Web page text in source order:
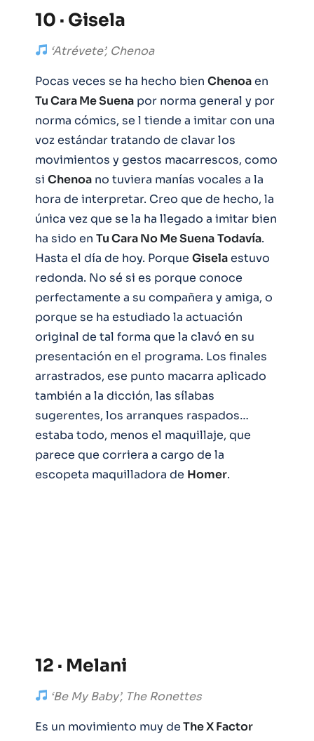
10 · Gisela
‘Atrévete’, Chenoa
Pocas veces se ha hecho bien Chenoaen
Tu Cara Me Suena por norma general y por
norma cómics, se l tiende a imitar con una
voz estándar tratando de clavar los
movimientos y gestos macarrescos, como
si Chenoa no tuviera manías vocales a la
hora de interpretar. Creo que de hecho, la
única vez que se la ha llegado a imitar bien
ha sido en Tu Cara No Me SuenaTodavía.
Hasta el día de hoy. Porque Giselaestuvo
redonda. No sé si es porque conoce
perfectamente a su compañera y amiga, o
porque se ha estudiado la actuación
original de tal forma que la clavó en su
presentación en el programa. Los finales
arrastrados, ese punto macarra aplicado
también a la dicción, las sílabas
sugerentes, los arranques raspados…
estaba todo, menos el maquillaje, que
parece que corriera a cargo de la
escopeta maquilladora de Homer.
12 · Melani
‘Be My Baby’, The Ronettes
Es un movimiento muy deThe X Factor